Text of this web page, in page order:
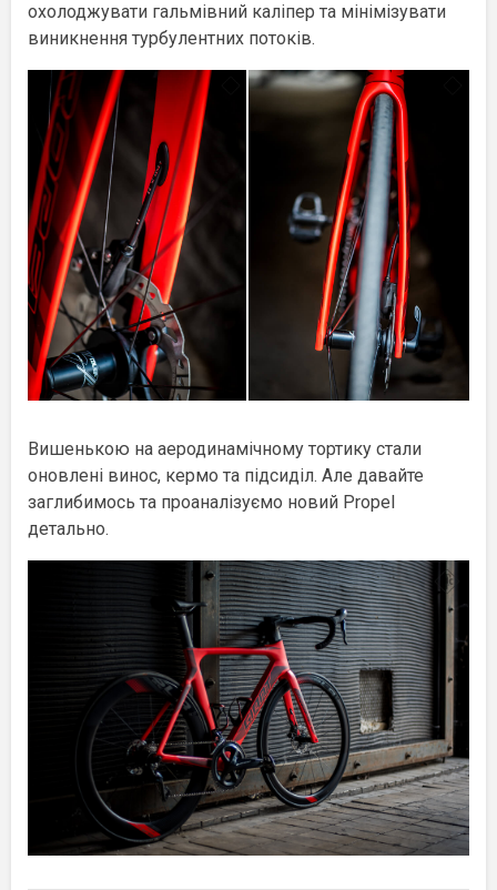
охолоджувати гальмівний каліпер та мінімізувати
виникнення турбулентних потоків.
Вишенькою на аеродинамічному тортику стали
оновлені винос, кермо та підсиділ. Але давайте
заглибимось та проаналізуємо новий Propel
детально.